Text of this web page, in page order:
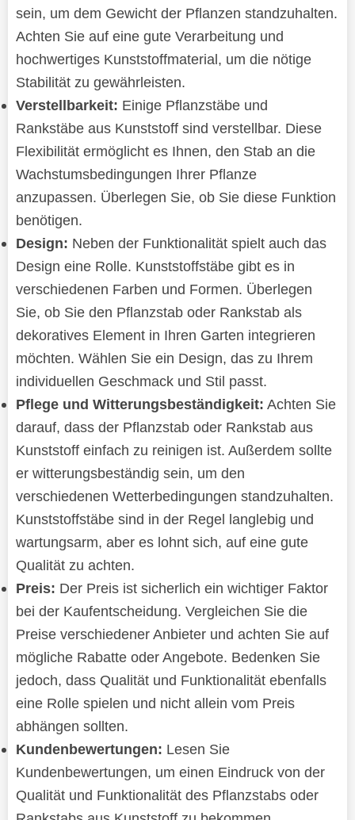
sein, um dem Gewicht der Pflanzen standzuhalten.
Achten Sie auf eine gute Verarbeitung und
hochwertiges Kunststoffmaterial, um die nötige
Stabilität zu gewährleisten.
Verstellbarkeit: Einige Pflanzstäbe und
Rankstäbe aus Kunststoff sind verstellbar. Diese
Flexibilität ermöglicht es Ihnen, den Stab an die
Wachstumsbedingungen Ihrer Pflanze
anzupassen. Überlegen Sie, ob Sie diese Funktion
benötigen.
Design: Neben der Funktionalität spielt auch das
Design eine Rolle. Kunststoffstäbe gibt es in
verschiedenen Farben und Formen. Überlegen
Sie, ob Sie den Pflanzstab oder Rankstab als
dekoratives Element in Ihren Garten integrieren
möchten. Wählen Sie ein Design, das zu Ihrem
individuellen Geschmack und Stil passt.
Pflege und Witterungsbeständigkeit: Achten Sie
darauf, dass der Pflanzstab oder Rankstab aus
Kunststoff einfach zu reinigen ist. Außerdem sollte
er witterungsbeständig sein, um den
verschiedenen Wetterbedingungen standzuhalten.
Kunststoffstäbe sind in der Regel langlebig und
wartungsarm, aber es lohnt sich, auf eine gute
Qualität zu achten.
Preis: Der Preis ist sicherlich ein wichtiger Faktor
bei der Kaufentscheidung. Vergleichen Sie die
Preise verschiedener Anbieter und achten Sie auf
mögliche Rabatte oder Angebote. Bedenken Sie
jedoch, dass Qualität und Funktionalität ebenfalls
eine Rolle spielen und nicht allein vom Preis
abhängen sollten.
Kundenbewertungen: Lesen Sie
Kundenbewertungen, um einen Eindruck von der
Qualität und Funktionalität des Pflanzstabs oder